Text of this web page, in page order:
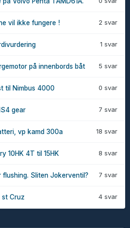
2 svar
vil ikke fungere !
1 svar
5 svar
på innenbords båt
0 svar
til Nimbus 4000
7 svar
gear
18 svar
vp kamd 300a
8 svar
10HK 4T til 15HK
7 svar
Sliten Jokerventil?
4 svar
st Cruz